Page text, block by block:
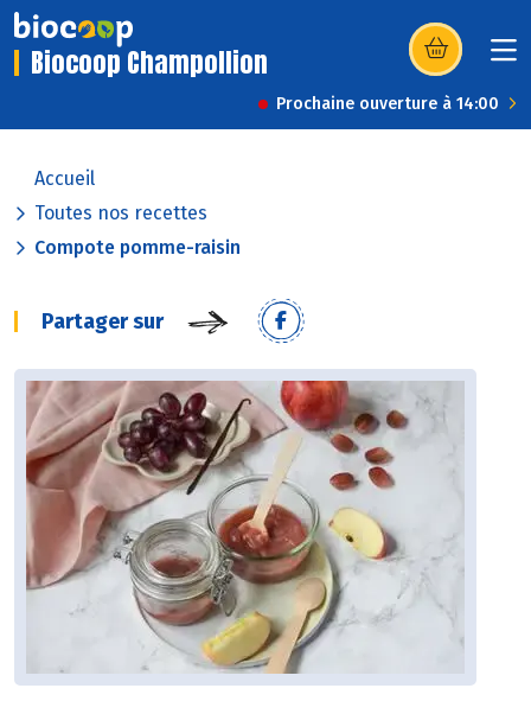
Biocoop Champollion (s’ouvre dans
Prochaine ouverture à 14:00
Accueil
Toutes nos recettes
Compote pomme-raisin
Partager sur